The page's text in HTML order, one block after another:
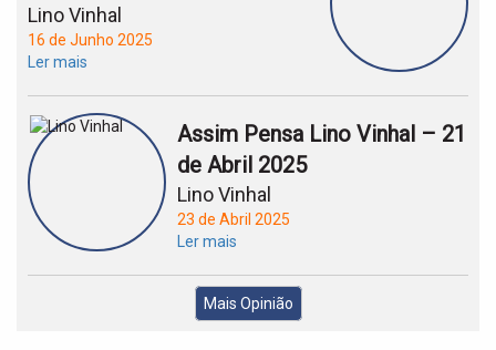
Lino Vinhal
16 de Junho 2025
Ler mais
Assim Pensa Lino Vinhal – 21
de Abril 2025
Lino Vinhal
23 de Abril 2025
Ler mais
Mais Opinião